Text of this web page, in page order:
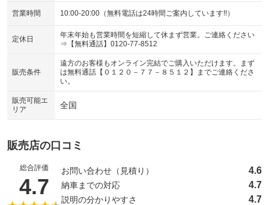
営業時間 10:00-20:00（無料電話は24時間ご案内しています!!）
定休日
年末年始も営業時間を短縮して休まず営業。ご連絡ください
⇒【無料通話】0120-77-8512
販売条件
遠方のお客様もオンライン完結でご購入いただけます。まず
は無料通話【０１２０－７７－８５１２】までご連絡くださ
い。
販売可能エ
リア
全国
販売店の口コミ
総合評価
4.7 （5点満点中）
お問い合わせ（見積り） 4.6
納車までの対応 4.7
説明の分かりやすさ 4.7